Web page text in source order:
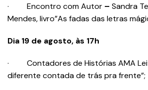
· Encontro com Autor – Sandra
Mendes, livro”As fadas das letras
Dia 19 de agosto, às 17h
· Contadores de Histórias AMA
diferente contada de trás pra frente”;